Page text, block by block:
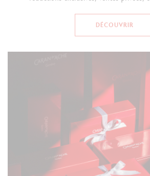
DÉCOUVRIR